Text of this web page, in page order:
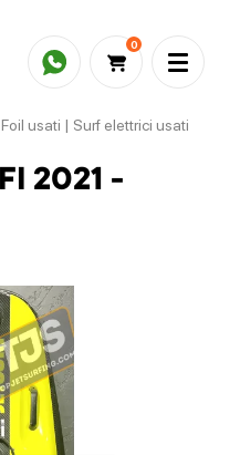
0
usati | Surf elettrici usati
2021 -